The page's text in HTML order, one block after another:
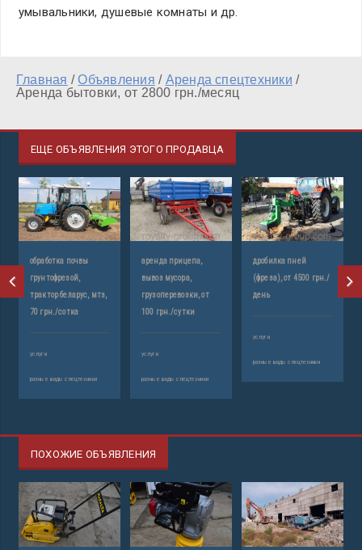
умывальники, душевые комнаты и др.
Главная /Объявления / Аренда спецтехники /
Аренда бытовки, от 2800 грн./месяц
ЕЩЕ ОБЪЯВЛЕНИЯ ЭТОГО ПРОДАВЦА
обработка почвы
грунтофрезой,
трактор беларус, мтз,
70 грн./сотка
услуги
разные виды спецтехники
аренда прицепа,
вывоз мусора,
грузоперевозки, от
100 грн./сутки
услуги
разные виды спецтехники
дробилка пней
(фреза), от 4500 грн./
день
услуги
разные виды спецтехники
ПОХОЖИЕ ОБЪЯВЛЕНИЯ